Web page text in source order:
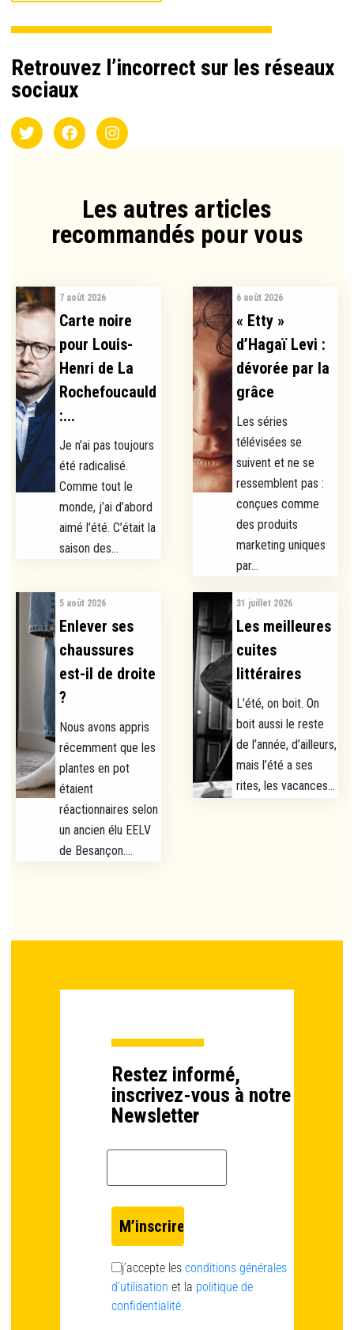
Retrouvez l’incorrect sur les réseaux
sociaux
Les autres articles
recommandés pour vous​
7 août 2026
Carte noire
pour Louis-
Henri de La
Rochefoucauld
:...
Je n’ai pas toujours
été radicalisé.
Comme tout le
monde, j’ai d’abord
aimé l’été. C’était la
saison des...
6 août 2026
« Etty »
d’Hagaï Levi :
dévorée par la
grâce
Les séries
télévisées se
suivent et ne se
ressemblent pas :
conçues comme
des produits
marketing uniques
par...
5 août 2026
Enlever ses
chaussures
est-il de droite
?
Nous avons appris
récemment que les
plantes en pot
étaient
réactionnaires selon
un ancien élu EELV
de Besançon....
31 juillet 2026
Les meilleures
cuites
littéraires
L’été, on boit. On
boit aussi le reste
de l’année, d’ailleurs,
mais l’été a ses
rites, les vacances...
Restez informé,
inscrivez-vous à notre
Newsletter
j’accepte les conditions générales
d’utilisation et la politique de
confidentialité.